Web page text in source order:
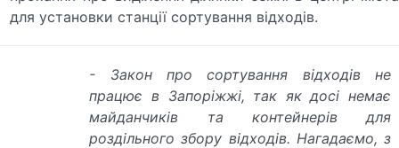
для установки станції сортування відходів.
- Закон про сортування відходів не
працює в Запоріжжі, так як досі немає
майданчиків та контейнерів для
роздільного збору відходів. Нагадаємо, з